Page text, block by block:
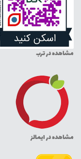
مشاهده در ترب
مشاهده در ایمالز